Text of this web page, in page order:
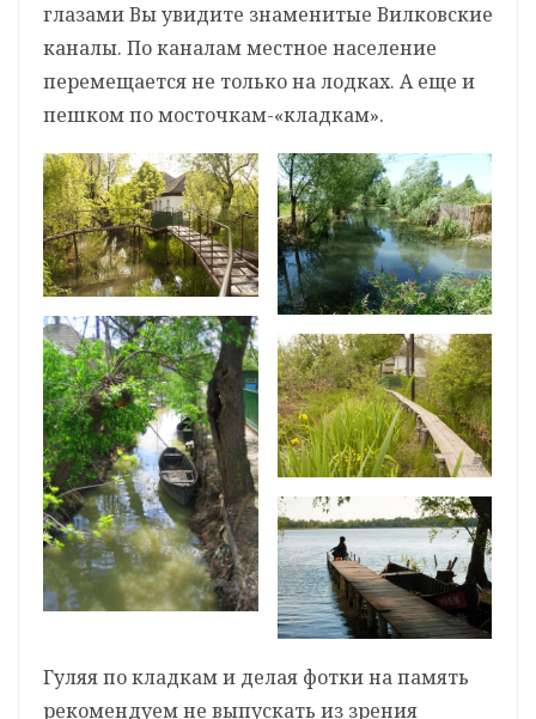
глазами Вы увидите знаменитые Вилковские
каналы. По каналам местное население
перемещается не только на лодках. А еще и
пешком по мосточкам-«кладкам».
Гуляя по кладкам и делая фотки на память
рекомендуем не выпускать из зрения